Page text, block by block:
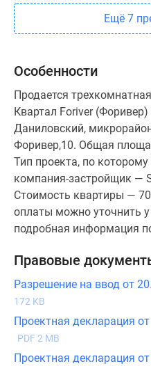
Ещё 7
Особенности
Продается
Квартал Foriver
Даниловский,
Форивер,10. Общая
Тип проекта, по
компания-застройщик —
Стоимость квартиры —
оплаты можно уточнить
подробная информация
Правовые
Разрешение на ввод от
172 KB
Проектная декларация
PDF 2 MB
Проектная декларация